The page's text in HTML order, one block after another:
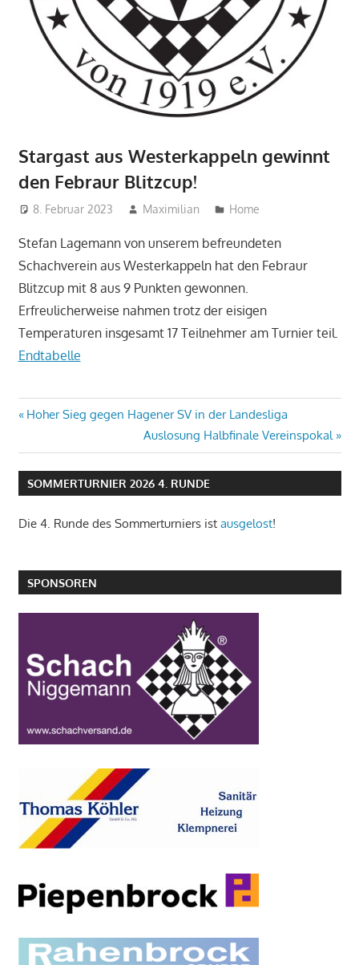
Stargast aus Westerkappeln gewinnt
den Febraur Blitzcup!
8. Februar 2023 Maximilian Home
Stefan Lagemann von unserem befreundeten
Schachverein aus Westerkappeln hat den Febraur
Blitzcup mit 8 aus 9 Punkten gewonnen.
Erfreulicherweise nahmen trotz der eisigen
Temperaturen insgesamt 17 Teilnehmer am Turnier teil.
Endtabelle
Beitragsnavigation
Vorheriger
Hoher Sieg gegen Hagener SV in der Landesliga
Nächster
Beitrag:
Auslosung Halbfinale Vereinspokal
SOMMERTURNIER 2026 4. RUNDE
Die 4. Runde des Sommerturniers ist ausgelost!
SPONSOREN